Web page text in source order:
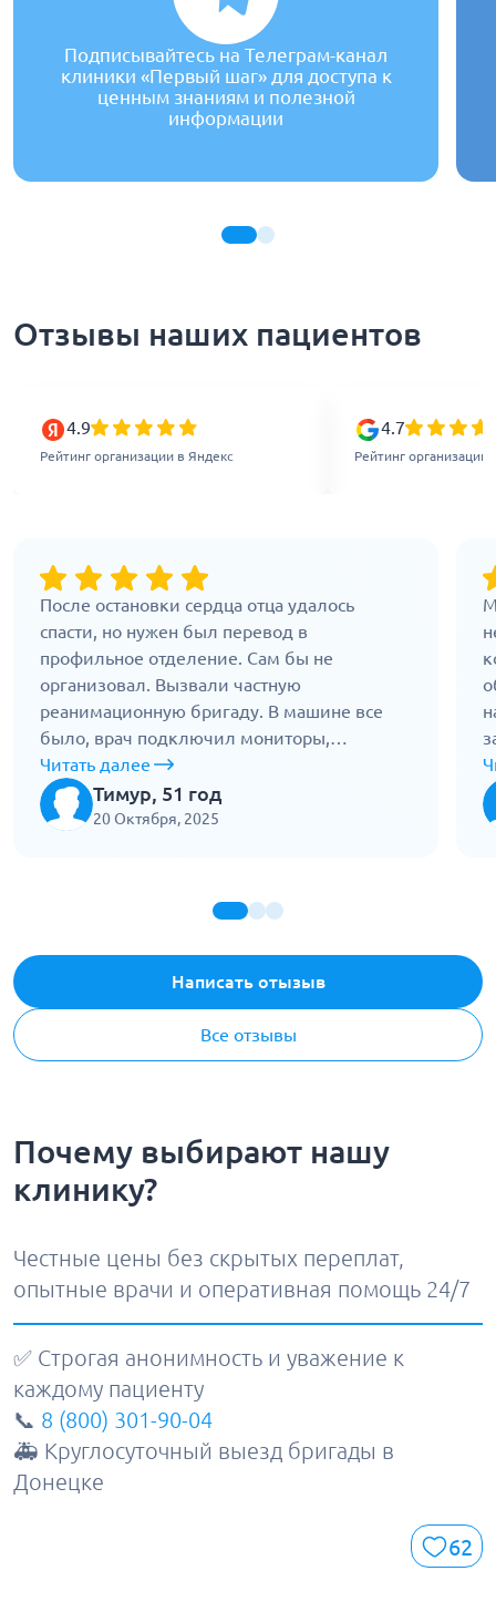
Подписывайтесь на Телеграм-канал
клиники «Первый шаг» для доступа к
ценным знаниям и полезной
информации
Отзывы наших пациентов
4.9
Рейтинг организации в Яндекс
4.7
Рейтинг организации
После остановки сердца отца удалось
спасти, но нужен был перевод в
профильное отделение. Сам бы не
организовал. Вызвали частную
реанимационную бригаду. В машине все
было, врач подключил мониторы,
кислород, следил за показателями. По
дороге не отходил. Доехали быстро, но без
резких движений. Приняли без задержек.
Читать далее
Тимур, 51 год
20 Октября, 2025
Написать отызыв
Все отзывы
Почему выбирают нашу
клинику?
Честные цены без скрытых переплат,
опытные врачи и оперативная помощь 24/7
✅ Строгая анонимность и уважение к
каждому пациенту
📞 8 (800) 301-90-04
🚑 Круглосуточный выезд бригады в
Донецке
62